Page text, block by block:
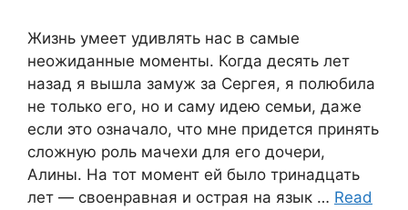
Жизнь умеет удивлять нас в самые
неожиданные моменты. Когда десять лет
назад я вышла замуж за Сергея, я полюбила
не только его, но и саму идею семьи, даже
если это означало, что мне придется принять
сложную роль мачехи для его дочери,
Алины. На тот момент ей было тринадцать
лет — своенравная и острая на язык … Read